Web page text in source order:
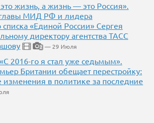
жизнь, а жизнь — это Россия».
МИД РФ и лидера
«Единой России» Сергея
директору агентства ТАСС
2 — 29 Июля
2016-го я стал уже седьмым».
Британии обещает перестройку:
в политике за последние